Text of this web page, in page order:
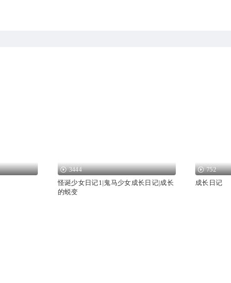
3444
怪诞少女日记1|鬼马少女成长日记|成长
的蜕变
752
成长日记